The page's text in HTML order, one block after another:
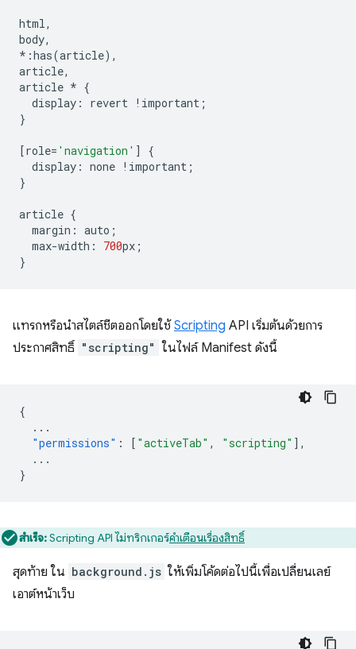
html,
body,
*:has(article),
article,
article * {
display : revert ! important ;
}
[role= 'navigation' ]
{
display : none ! important ;
}
article {
margin : auto ;
max-width : 700px ;
}
แทรกหรือนำสไตล์ชีตออกโดยใช้ Scripting API เริ่มต้นด้วยการ
ประกาศสิทธิ์ "scripting" ในไฟล์ Manifest ดังนี้
{
...
"permissions" : [ "activeTab" , "scripting" ],
...
}
สำเร็จ:Scripting API ไม่ทริกเกอร์คำเตือนเรื่องสิทธิ์
สุดท้าย ใน background.js ให้เพิ่มโค้ดต่อไปนี้เพื่อเปลี่ยนเลย์
เอาต์หน้าเว็บ